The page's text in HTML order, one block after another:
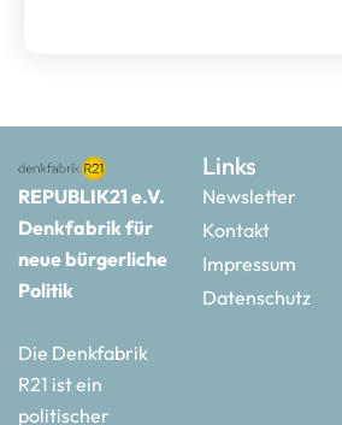
REPUBLIK21 e.V.
Denkfabrik für
neue bürgerliche
Politik
Die Denkfabrik
R21 ist ein
politischer
Links
Newsletter
Kontakt
Impressum
Datenschutz